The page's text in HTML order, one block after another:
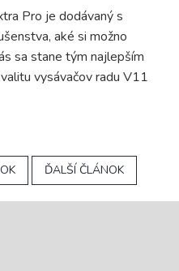
Pro je dodávaný s
aké si možno
sa stane tým najlepším
vysávačov radu V11
ĎALŠÍ ČLÁNOK